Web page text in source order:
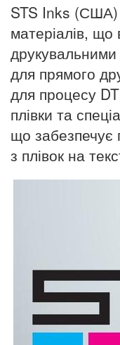
STS Inks (США)
матеріалів, що
для прямого
для процесу
плівки та
що
з плівок на